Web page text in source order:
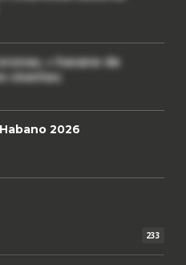
« havane de
civettes
2026
233